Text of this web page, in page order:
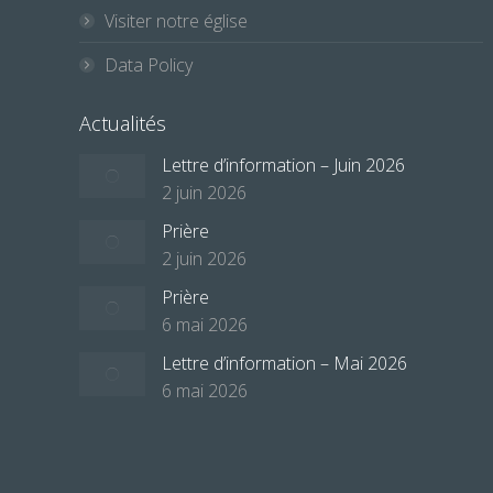
Visiter notre église
Data Policy
Actualités
Lettre d’information – Juin 2026
2 juin 2026
Prière
2 juin 2026
Prière
6 mai 2026
Lettre d’information – Mai 2026
6 mai 2026